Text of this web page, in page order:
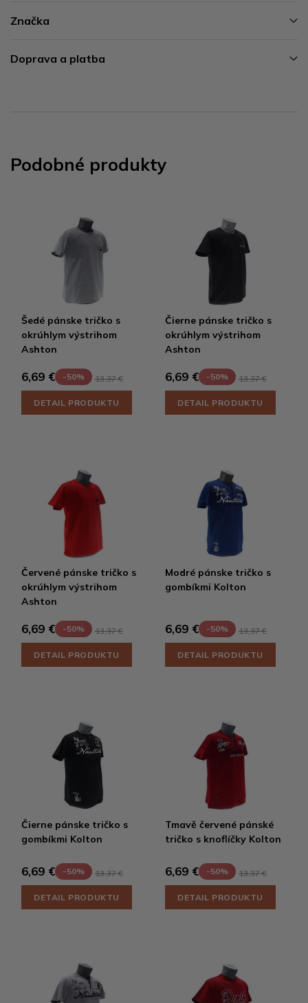
Značka
Doprava a platba
Podobné produkty
Šedé pánske tričko s
okrúhlym výstrihom
Ashton
6,69 € -50% 13,37 €
DETAIL PRODUKTU
Čierne pánske tričko s
okrúhlym výstrihom
Ashton
6,69 € -50% 13,37 €
DETAIL PRODUKTU
Červené pánske tričko s
okrúhlym výstrihom
Ashton
6,69 € -50% 13,37 €
DETAIL PRODUKTU
Modré pánske tričko s
gombíkmi Kolton
6,69 € -50% 13,37 €
DETAIL PRODUKTU
Čierne pánske tričko s
gombíkmi Kolton
6,69 € -50% 13,37 €
DETAIL PRODUKTU
Tmavě červené pánské
tričko s knoflíčky Kolton
6,69 € -50% 13,37 €
DETAIL PRODUKTU